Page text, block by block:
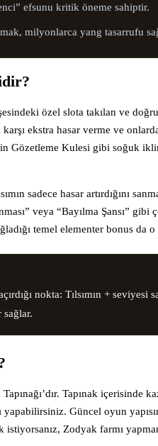
efsunu kritik öneme sahiptir.
milyonlarca yang tasarrufu
özel slota takılan ve
ekstra hasar verme ve
Gözetleme Kulesi gibi soğuk
sadece hasar artırdığını
veya “Bayılma Şansı”
temel elementer bonus da
nokta: Tılsımın + seviyesi
Tapınak içerisinde
yapabilirsiniz. Güncel oyun
Zodyak farmı